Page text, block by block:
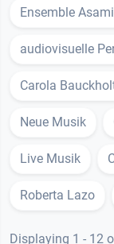
Ensemble
audiovisuelle
Carola
Neue Musik
Live Musik
Roberta Lazo
Displaying 1 - 12